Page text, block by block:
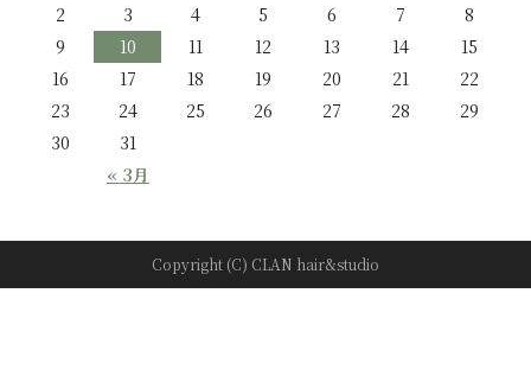
« 3月
2
3 4 5 6 7
8
9
10 11 12 13 14
15
16
17 18 19 20 21
22
23
24 25 26 27 28
29
30
31
Copyright (C) CLAN hair&studio